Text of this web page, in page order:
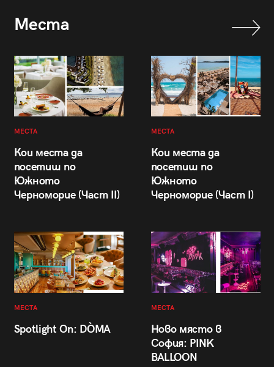
Места
МЕСТА
Кои места да
посетиш по
Южното
Черноморие (Част II)
МЕСТА
Кои места да
посетиш по
Южното
Черноморие (Част I)
МЕСТА
Spotlight On: DÒMA
МЕСТА
Ново място в
София: PINK
BALLOON